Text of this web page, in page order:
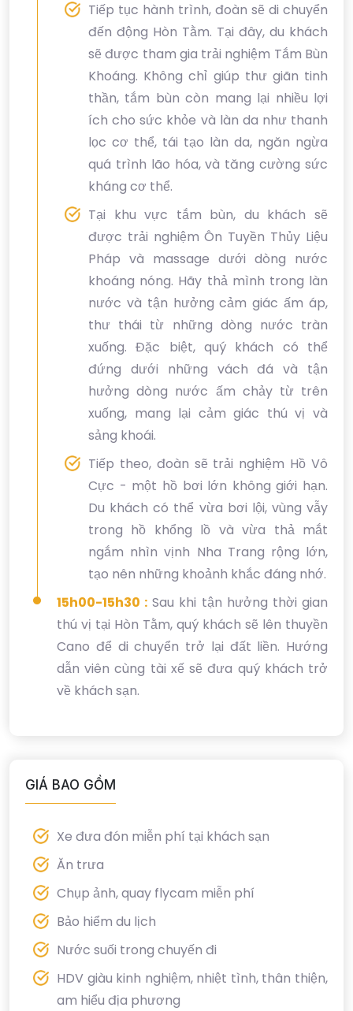
Tiếp tục hành trình, đoàn sẽ di chuyển
đến động Hòn Tằm. Tại đây, du khách
sẽ được tham gia trải nghiệm Tắm Bùn
Khoáng. Không chỉ giúp thư giãn tinh
thần, tắm bùn còn mang lại nhiều lợi
ích cho sức khỏe và làn da như thanh
lọc cơ thể, tái tạo làn da, ngăn ngừa
quá trình lão hóa, và tăng cường sức
kháng cơ thể.
Tại khu vực tắm bùn, du khách sẽ
được trải nghiệm Ôn Tuyền Thủy Liệu
Pháp và massage dưới dòng nước
khoáng nóng. Hãy thả mình trong làn
nước và tận hưởng cảm giác ấm áp,
thư thái từ những dòng nước tràn
xuống. Đặc biệt, quý khách có thể
đứng dưới những vách đá và tận
hưởng dòng nước ấm chảy từ trên
xuống, mang lại cảm giác thú vị và
sảng khoái.
Tiếp theo, đoàn sẽ trải nghiệm Hồ Vô
Cực - một hồ bơi lớn không giới hạn.
Du khách có thể vừa bơi lội, vùng vẫy
trong hồ khổng lồ và vừa thả mắt
ngắm nhìn vịnh Nha Trang rộng lớn,
tạo nên những khoảnh khắc đáng nhớ.
15h00-15h30 : Sau khi tận hưởng thời gian
thú vị tại Hòn Tằm, quý khách sẽ lên thuyền
Cano để di chuyển trở lại đất liền. Hướng
dẫn viên cùng tài xế sẽ đưa quý khách trở
về khách sạn.
GIÁ BAO GỒM
Xe đưa đón miễn phí tại khách sạn
Ăn trưa
Chụp ảnh, quay flycam miễn phí
Bảo hiểm du lịch
Nước suối trong chuyến đi
HDV giàu kinh nghiệm, nhiệt tình, thân thiện,
am hiểu địa phương